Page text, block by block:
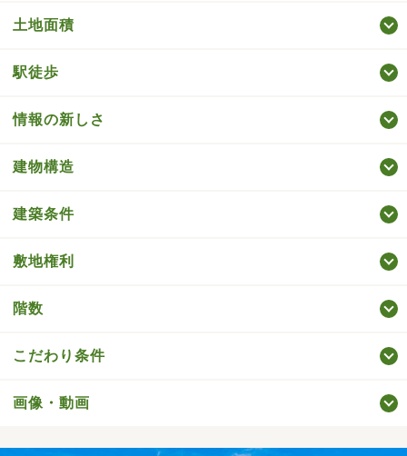
土地面積
駅徒歩
情報の新しさ
建物構造
建築条件
敷地権利
階数
こだわり条件
画像・動画